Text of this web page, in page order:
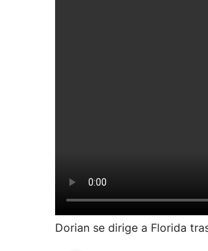
Dorian se dirige a Florida